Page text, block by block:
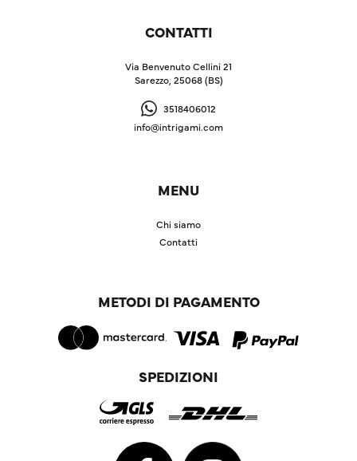
CONTATTI
Via Benvenuto Cellini 21
Sarezzo, 25068 (BS)
3518406012
info@intrigami.com
MENU
Chi siamo
Contatti
METODI DI PAGAMENTO
SPEDIZIONI